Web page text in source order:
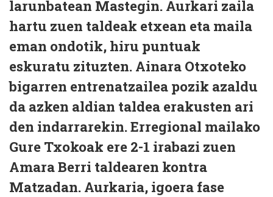
larunbatean Mastegin. Aurkari zaila
hartu zuen taldeak etxean eta maila
eman ondotik, hiru puntuak
eskuratu zituzten. Ainara Otxoteko
bigarren entrenatzailea pozik azaldu
da azken aldian taldea erakusten ari
den indarrarekin. Erregional mailako
Gure Txokoak ere 2-1 irabazi zuen
Amara Berri taldearen kontra
Matzadan. Aurkaria, igoera fase